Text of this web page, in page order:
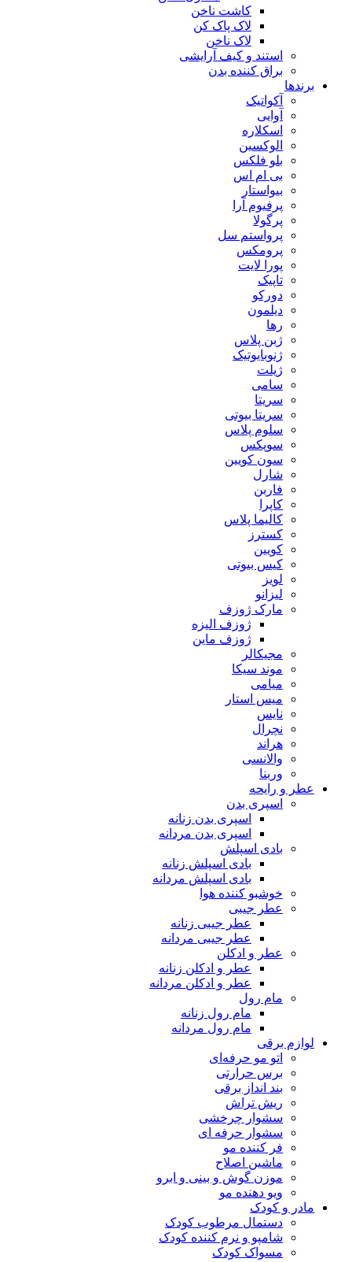
کاشت ناخن
لاک پاک کن
لاک ناخن
استند و کیف آرایشی
براق کننده بدن
برندها
آکواتیک
آوایی
اسکلاره
الوکسین
بلو فلکس
بی ام اس
بیواستار
پرفیوم آرا
پرگولا
پرواستم سل
پرومکس
پورا لایت
تاپیک
دورکو
دیلمون
رها
ژبن پلاس
ژنوبایوتیک
ژیلت
سامی
سریتا
سریتا بیوتی
سلوم پلاس
سوپکس
سون کویین
شارل
فاربن
کاپرا
کالیما پلاس
کسترز
کویین
کیس بیوتی
لویز
لیزانو
مارک ژوزف
ژوزف الیزه
ژوزف ماین
مجیکالر
موند سیکا
میامی
میس استار
نایس
نچرال
هراند
والانسی
وربنا
عطر و رایحه
اسپری بدن
اسپری بدن زنانه
اسپری بدن مردانه
بادی اسپلش
بادی اسپلش زنانه
بادی اسپلش مردانه
خوشبو کننده هوا
عطر جیبی
عطر جیبی زنانه
عطر جیبی مردانه
عطر و ادکلن
عطر و ادکلن زنانه
عطر و ادکلن مردانه
مام رول
مام رول زنانه
مام رول مردانه
لوازم برقی
اتو مو حرفه‌ای
برس حرارتی
بند انداز برقی
ریش تراش
سشوار چرخشی
سشوار حرفه ای
فر کننده‌ مو
ماشین اصلاح
موزن گوش و بینی و ابرو
ویو دهنده مو
مادر و کودک
دستمال مرطوب کودک
شامپو و نرم کننده کودک
مسواک کودک